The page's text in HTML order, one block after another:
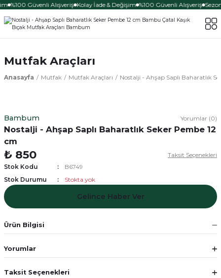
%100 Güvenli Alışveriş Kolay İade & Değişim %100 Güvenli Alışveriş
Mutfak Araçları
Anasayfa Mutfak Mutfak Araçları Nostalji - Ahşap Saplı Baharatlık
Bambum Yorumlar (0)
Nostalji - Ahşap Saplı Baharatlık Seker Pembe 12
cm
₺ 850
Taksit Seçenekleri
Stok Kodu
B6749
Stok Durumu
Stokta yok
Gelince Haber Ver
Ürün Bilgisi
Yorumlar
Taksit Seçenekleri